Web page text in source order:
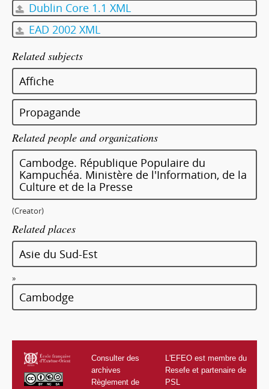
Dublin Core 1.1 XML
EAD 2002 XML
Related subjects
Affiche
Propagande
Related people and organizations
Cambodge. République Populaire du
Kampuchéa. Ministère de l'Information, de la
Culture et de la Presse
(Creator)
Related places
Asie du Sud-Est
»
Cambodge
Consulter des
archives
Règlement de
L'EFEO est membre du
Resefe et partenaire de
PSL